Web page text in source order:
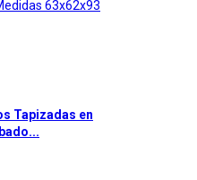
Tapizadas en